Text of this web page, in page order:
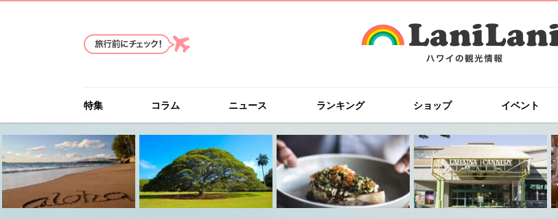
特集 コラム ニュース ランキング ショップ イベント